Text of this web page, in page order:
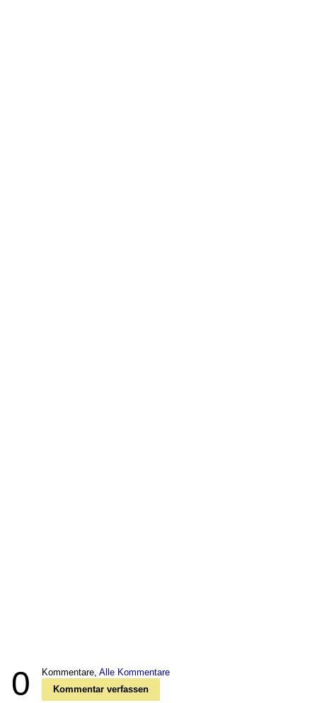
0 Kommentare, Alle Kommentare
Kommentar verfassen